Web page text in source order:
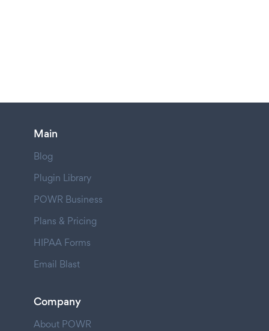
Main
Blog
Plugin Library
POWR Business
Plans & Pricing
HIPAA Forms
Email Blast
Company
About POWR